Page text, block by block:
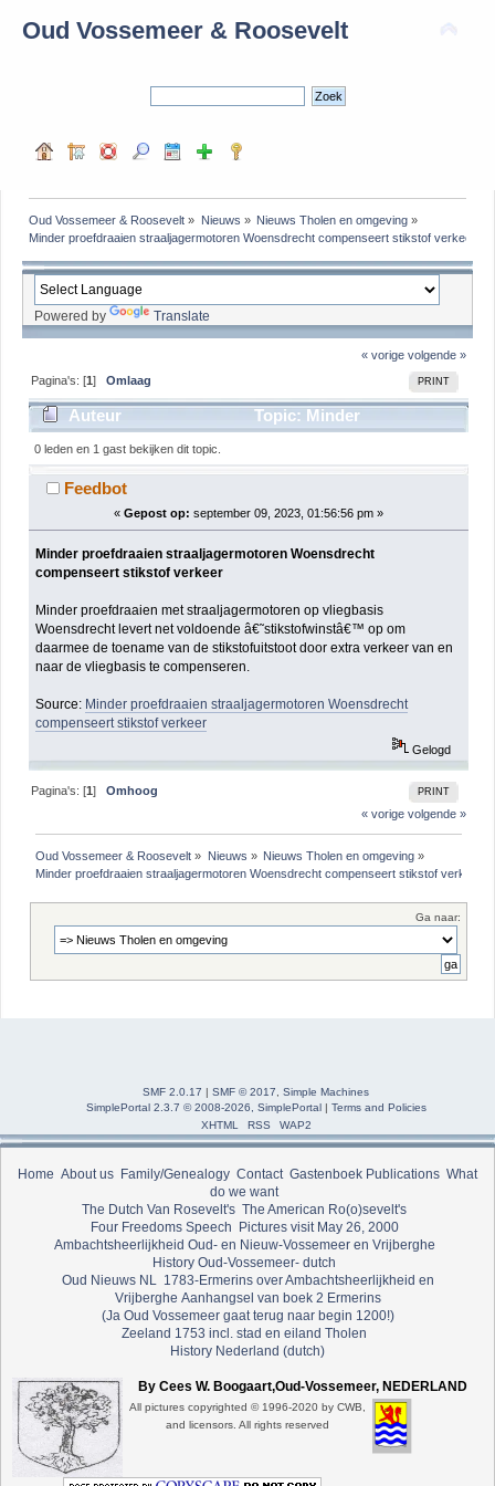
Oud Vossemeer & Roosevelt
Oud Vossemeer & Roosevelt » Nieuws » Nieuws Tholen en omgeving»
Minder proefdraaien straaljagermotoren Woensdrecht compenseert stikstof verkeer
Powered by Translate
« vorige volgende »
PRINT
Pagina's: [1]Omlaag
Auteur
Topic: Minder
proefdraaien straaljagermotoren Woensdrecht
compenseert stikstof verkeer (gelezen 494 keer)
0 leden en 1 gast bekijken dit topic.
Feedbot
« Gepost op: september 09, 2023, 01:56:56 pm »
Minder proefdraaien straaljagermotoren Woensdrecht
compenseert stikstof verkeer
Minder proefdraaien met straaljagermotoren op vliegbasis
Woensdrecht levert net voldoende â€˜stikstofwinstâ€™ op om
daarmee de toename van de stikstofuitstoot door extra verkeer van en
naar de vliegbasis te compenseren.
Source: Minder proefdraaien straaljagermotoren Woensdrecht
compenseert stikstof verkeer
Gelogd
PRINT
Pagina's: [1]Omhoog
« vorige volgende »
Oud Vossemeer & Roosevelt » Nieuws » Nieuws Tholen en omgeving»
Minder proefdraaien straaljagermotoren Woensdrecht compenseert stikstof verkeer
Ga naar:
SMF 2.0.17 | SMF © 2017
Simple Machines
SimplePortal 2.3.7 © 2008-2026, SimplePortal| Terms and Policies
XHTML
RSS WAP2
Home About us Family/Genealogy Contact Gastenboek Publications What
do we want
The Dutch Van Rosevelt's The American Ro(o)sevelt's
Four Freedoms Speech Pictures visit May 26, 2000
Ambachtsheerlijkheid Oud- en Nieuw-Vossemeer en Vrijberghe
History Oud-Vossemeer- dutch
Oud Nieuws NL
1783-Ermerins over Ambachtsheerlijkheid en
Vrijberghe Aanhangsel van boek 2 Ermerins
(Ja Oud Vossemeer gaat terug naar begin 1200!)
Zeeland 1753 incl. stad en eiland Tholen
History Nederland (dutch)
By Cees W. Boogaart,Oud-Vossemeer, NEDERLAND
All pictures copyrighted © 1996-2020 by CWB,
and licensors. All rights reserved